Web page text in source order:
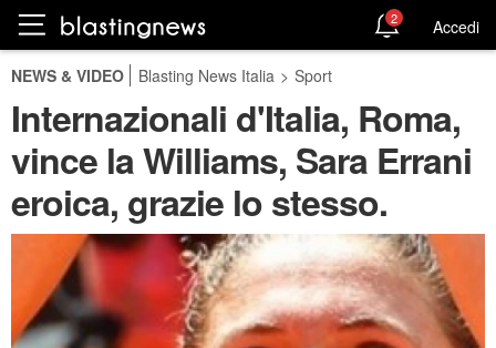
2 Accedi
NEWS & VIDEO Blasting News Italia > Sport
Internazionali d'Italia, Roma,
vince la Williams, Sara Errani
eroica, grazie lo stesso.